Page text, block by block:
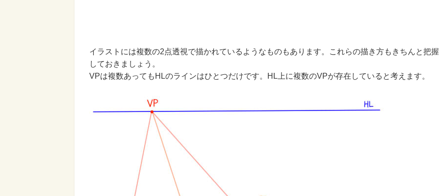
イラストには複数の2点透視で描かれているようなものもあります。これらの描き方もきちんと把握
しておきましょう。
VPは複数あってもHLのラインはひとつだけです。HL上に複数のVPが存在していると考えます。